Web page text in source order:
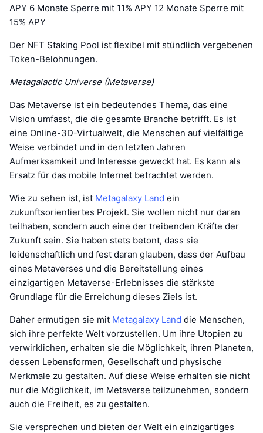
APY 6 Monate Sperre mit 11% APY 12 Monate Sperre mit
15% APY
Der NFT Staking Pool ist flexibel mit stündlich vergebenen
Token-Belohnungen.
Metagalactic Universe (Metaverse)
Das Metaverse ist ein bedeutendes Thema, das eine
Vision umfasst, die die gesamte Branche betrifft. Es ist
eine Online-3D-Virtualwelt, die Menschen auf vielfältige
Weise verbindet und in den letzten Jahren
Aufmerksamkeit und Interesse geweckt hat. Es kann als
Ersatz für das mobile Internet betrachtet werden.
Wie zu sehen ist, ist Metagalaxy Land ein
zukunftsorientiertes Projekt. Sie wollen nicht nur daran
teilhaben, sondern auch eine der treibenden Kräfte der
Zukunft sein. Sie haben stets betont, dass sie
leidenschaftlich und fest daran glauben, dass der Aufbau
eines Metaverses und die Bereitstellung eines
einzigartigen Metaverse-Erlebnisses die stärkste
Grundlage für die Erreichung dieses Ziels ist.
Daher ermutigen sie mit Metagalaxy Land die Menschen,
sich ihre perfekte Welt vorzustellen. Um ihre Utopien zu
verwirklichen, erhalten sie die Möglichkeit, ihren Planeten,
dessen Lebensformen, Gesellschaft und physische
Merkmale zu gestalten. Auf diese Weise erhalten sie nicht
nur die Möglichkeit, im Metaverse teilzunehmen, sondern
auch die Freiheit, es zu gestalten.
Sie versprechen und bieten der Welt ein einzigartiges